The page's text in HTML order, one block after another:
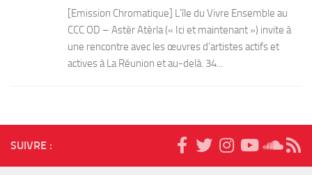
[Emission Chromatique] L’île du Vivre Ensemble au
CCC OD – Astèr Atèrla (« Ici et maintenant ») invite à
une rencontre avec les œuvres d’artistes actifs et
actives à La Réunion et au-delà. 34...
SUIVRE :